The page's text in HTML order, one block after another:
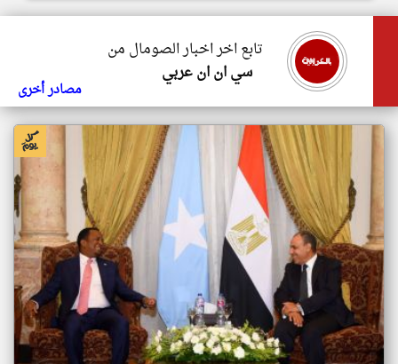
تابع اخر اخبار الصومال من
سي ان ان عربي
مصادر أخرى